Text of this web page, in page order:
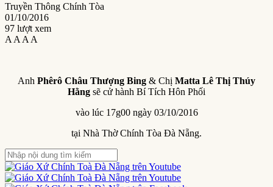
Truyền Thông Chính Tòa
01/10/2016
97 lượt xem
A A A A
Anh Phêrô Châu Thượng Bing & Chị Matta Lê Thị Thúy
Hằng sẽ cử hành Bí Tích Hôn Phối
vào lúc 17g00 ngày 03/10/2016
tại Nhà Thờ Chính Tòa Đà Nẵng.